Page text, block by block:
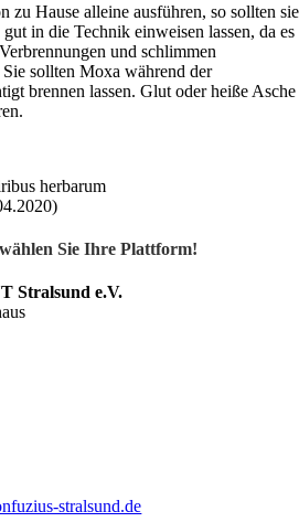
zu Hause alleine ausführen, so sollten sie
in die Technik einweisen lassen, da es
und schlimmen
sollten Moxa während der
brennen lassen. Glut oder heiße Asche
herbarum
Sie Ihre Plattform!
Stralsund e.V.
stralsund.de